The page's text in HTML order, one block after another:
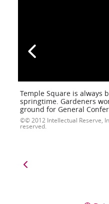
Temple Square is always
springtime. Gardeners
ground for General
© 2012 Intellectual Reserve,
reserved.